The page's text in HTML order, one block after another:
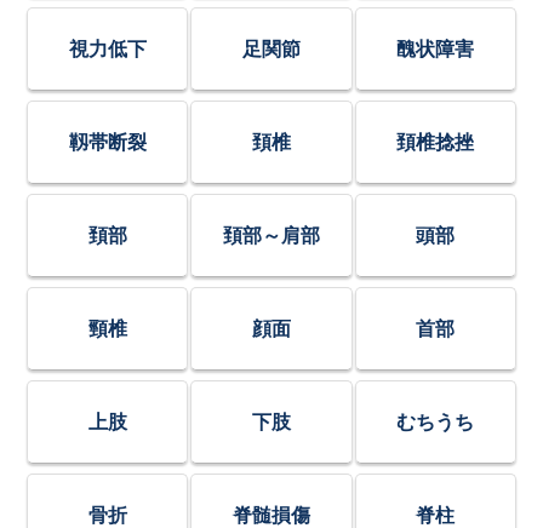
視力低下 足関節 醜状障害
靱帯断裂 頚椎 頚椎捻挫
頚部 頚部～肩部 頭部
頸椎 顔面 首部
上肢 下肢 むちうち
骨折 脊髄損傷 脊柱